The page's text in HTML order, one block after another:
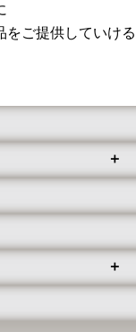
をご提供していける